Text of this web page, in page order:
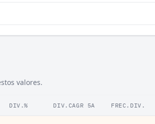
valores.
DIV.% DIV.CAGR 5A FREC.DIV.